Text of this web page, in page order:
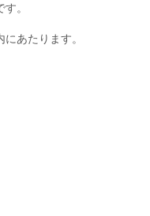
。
あたります。